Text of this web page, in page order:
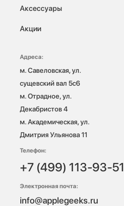
Аксессуары
Акции
Адреса:
м. Савеловская, ул.
сущевский вал 5с6
м. Отрадное, ул.
Декабристов 4
м. Академическая, ул.
Дмитрия Ульянова 11
Телефон:
+7 (499) 113-93-51
Электронная почта:
info@applegeeks.ru